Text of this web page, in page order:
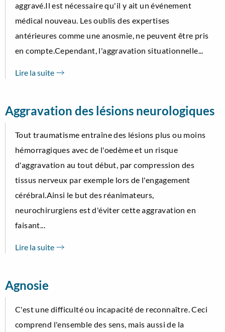
aggravé.Il est nécessaire qu'il y ait un événement
médical nouveau. Les oublis des expertises
antérieures comme une anosmie, ne peuvent être pris
en compte.Cependant, l'aggravation situationnelle...
Lire la suite
Aggravation des lésions neurologiques
Tout traumatisme entraîne des lésions plus ou moins
hémorragiques avec de l'oedème et un risque
d'aggravation au tout début, par compression des
tissus nerveux par exemple lors de l'engagement
cérébral.Ainsi le but des réanimateurs,
neurochirurgiens est d'éviter cette aggravation en
faisant...
Lire la suite
Agnosie
C'est une difficulté ou incapacité de reconnaître. Ceci
comprend l'ensemble des sens, mais aussi de la